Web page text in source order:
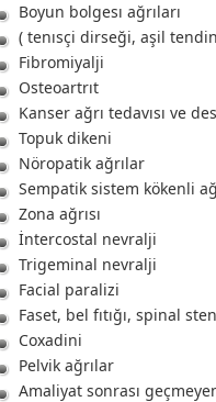
Boyun bolgesı ağrıları
( tenısçi dirseği, aşil
Fibromiyalji
Osteoartrıt
Kanser ağrı tedavısı ve
Topuk dikeni
Nöropatik ağrılar
Sempatik sistem kökenli
Zona ağrısı
İntercostal nevralji
Trigeminal nevralji
Facial paralizi
Faset, bel fıtığı, spinal
Coxadini
Pelvik ağrılar
Amaliyat sonrası